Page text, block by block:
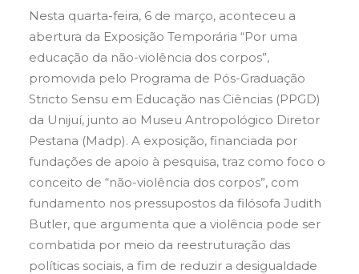
Nesta quarta-feira, 6 de março, aconteceu a
abertura da Exposição Temporária “Por uma
educação da não-violência dos corpos”,
promovida pelo Programa de Pós-Graduação
Stricto Sensu em Educação nas Ciências (PPGD)
da Unijuí, junto ao Museu Antropológico Diretor
Pestana (Madp). A exposição, financiada por
fundações de apoio à pesquisa, traz como foco o
conceito de “não-violência dos corpos”, com
fundamento nos pressupostos da filósofa Judith
Butler, que argumenta que a violência pode ser
combatida por meio da reestruturação das
políticas sociais, a fim de reduzir a desigualdade